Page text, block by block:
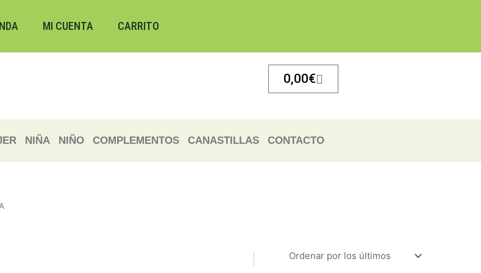
MI CUENTA CARRITO
0,00€Carrito
NIÑA NIÑO COMPLEMENTOS CANASTILLAS CONTACTO